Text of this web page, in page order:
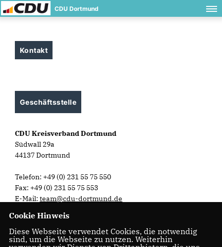
CDU Dortmund
Kontakt
Geschäftsstelle
CDU Kreisverband Dortmund
Südwall 29a
44137 Dortmund
Telefon: +49 (0) 231 55 75 550
Fax: +49 (0) 231 55 75 553
E-Mail: team@cdu-dortmund.de
Cookie Hinweis
Diese Webseite verwendet Cookies, die notwendig
sind, um die Webseite zu nutzen. Weiterhin